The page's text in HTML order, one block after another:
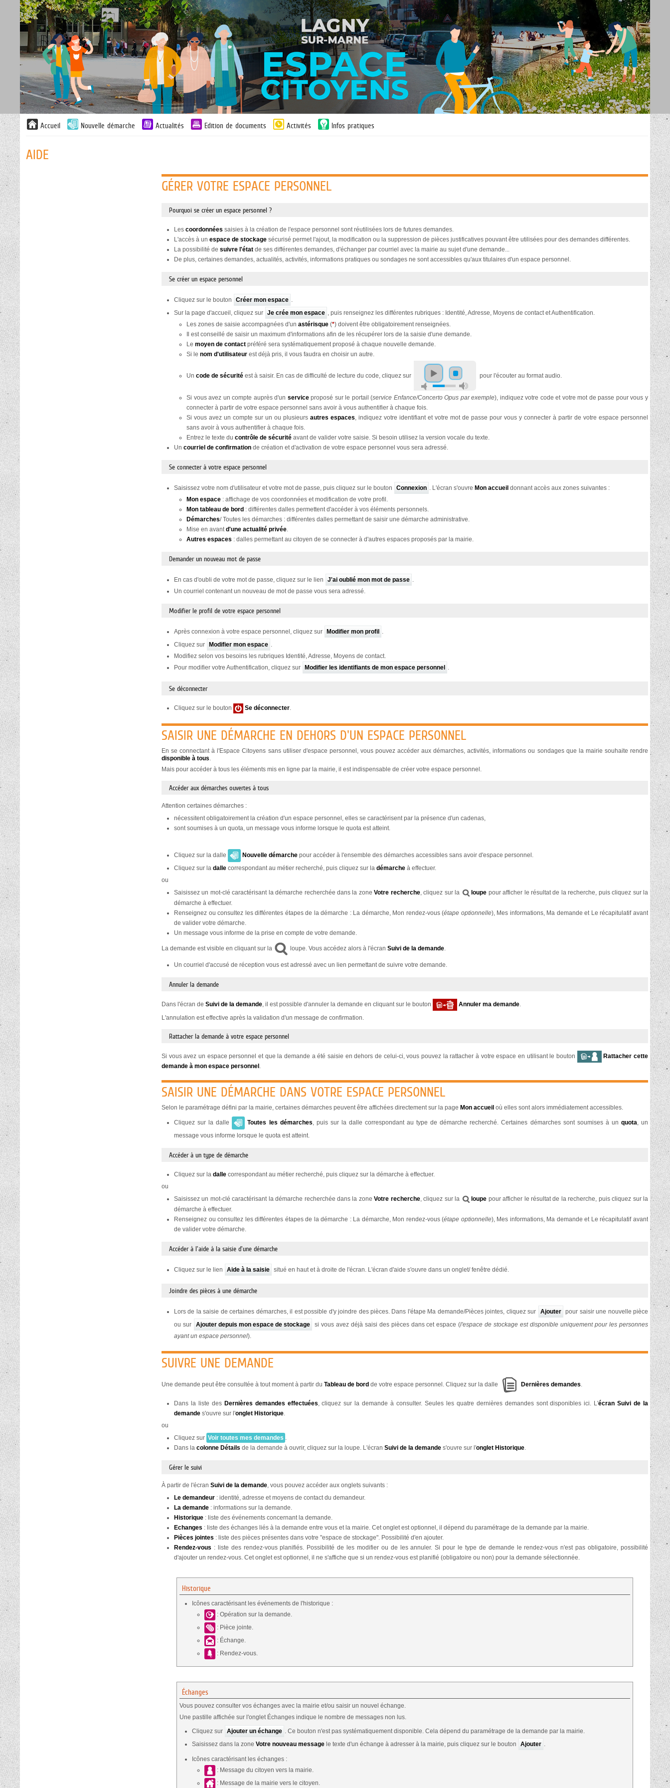
Liste
des
Accueil Nouvelle démarche Actualités Edition de documents Activités Infos pratiques
AIDE
GÉRER VOTRE ESPACE PERSONNEL
Pourquoi se créer un espace personnel ?
Les coordonnées saisies à la création de l'espace personnel sont réutilisées lors de futures demandes.
L'accès à un espace de stockage sécurisé permet l'ajout, la modification ou la suppression de pièces justificatives pouvant être utilisées pour des demandes différentes.
La possibilité de suivre l'état de ses différentes demandes, d'échanger par courriel avec la mairie au sujet d'une demande...
De plus, certaines demandes, actualités, activités, informations pratiques ou sondages ne sont accessibles qu'aux titulaires d'un espace personnel.
Se créer un espace personnel
Cliquez sur le bouton Créer mon espace .
Sur la page d'accueil, cliquez sur Je crée mon espace , puis renseignez les différentes rubriques : Identité, Adresse, Moyens de contact et Authentification.
Les zones de saisie accompagnées d'un astérisque (*) doivent être obligatoirement renseignées.
Il est conseillé de saisir un maximum d'informations afin de les récupérer lors de la saisie d'une demande.
Le moyen de contact préféré sera systématiquement proposé à chaque nouvelle demande.
Si le nom d'utilisateur est déjà pris, il vous faudra en choisir un autre.
Un code de sécurité est à saisir. En cas de difficulté de lecture du code, cliquez sur pour l'écouter au format audio.
Si vous avez un compte auprès d'un serviceproposé sur le portail (service Enfance/Concerto Opus par exemple), indiquez votre code et votre mot de passe pour vous y
connecter à partir de votre espace personnel sans avoir à vous authentifier à chaque fois.
Si vous avez un compte sur un ou plusieurs autres espaces, indiquez votre identifiant et votre mot de passe pour vous y connecter à partir de votre espace personnel
sans avoir à vous authentifier à chaque fois.
Entrez le texte du contrôle de sécurité avant de valider votre saisie. Si besoin utilisez la version vocale du texte.
Un courriel de confirmation de création et d'activation de votre espace personnel vous sera adressé.
Se connecter à votre espace personnel
Saisissez votre nom d'utilisateur et votre mot de passe, puis cliquez sur le bouton Connexion . L'écran s'ouvre Mon accueil donnant accès aux zones suivantes :
Mon espace : affichage de vos coordonnées et modification de votre profil.
Mon tableau de bord : différentes dalles permettent d'accéder à vos éléments personnels.
Démarches/ Toutes les démarches : différentes dalles permettant de saisir une démarche administrative.
Mise en avantd'une actualité privée.
Autres espaces : dalles permettant au citoyen de se connecter à d'autres espaces proposés par la mairie.
Demander un nouveau mot de passe
En cas d'oubli de votre mot de passe, cliquez sur le lien J'ai oublié mon mot de passe .
Un courriel contenant un nouveau de mot de passe vous sera adressé.
Modifier le profil de votre espace personnel
Après connexion à votre espace personnel, cliquez sur Modifier mon profil
.
Cliquez sur
Modifier mon espace .
Modifiez selon vos besoins les rubriques Identité, Adresse, Moyens de contact.
Pour modifier votre Authentification, cliquez sur
Modifier les identifiants de mon espace personnel .
Se déconnecter
Cliquez sur le bouton Se déconnecter.
SAISIR UNE DÉMARCHE EN DEHORS D'UN ESPACE PERSONNEL
En se connectant à l'Espace Citoyens sans utiliser d'espace personnel, vous pouvez accéder aux démarches, activités, informations ou sondages que la mairie souhaite rendre
disponible à tous.
Mais pour accéder à tous les éléments mis en ligne par la mairie, il est indispensable de créer votre espace personnel.
Accéder aux démarches ouvertes à tous
Attention certaines démarches :
nécessitent obligatoirement la création d'un espace personnel, elles se caractérisent par la présence d'un cadenas,
sont soumises à un quota, un message vous informe lorsque le quota est atteint.
Cliquez sur la dalle Nouvelle démarche pour accéder à l'ensemble des démarches accessibles sans avoir d'espace personnel.
Cliquez sur la dalle correspondant au métier recherché, puis cliquez sur la démarche à effectuer.
ou
Saisissez un mot-clé caractérisant la démarche recherchée dans la zoneVotre recherche, cliquez sur la loupe pour afficher le résultat de la recherche, puis cliquez sur la
démarche à effectuer.
Renseignez ou consultez les différentes étapes de la démarche : La démarche, Mon rendez-vous (étape optionnelle), Mes informations, Ma demande et Le récapitulatif avant
de valider votre démarche.
Un message vous informe de la prise en compte de votre demande.
La demande est visible en cliquant sur la loupe. Vous accédez alors à l'écran Suivi de la demande.
Un courriel d'accusé de réception vous est adressé avec un lien permettant de suivre votre demande.
Annuler la demande
Dans l'écran de Suivi de la demande, il est possible d'annuler la demande en cliquant sur le bouton Annuler ma demande.
L'annulation est effective après la validation d'un message de confirmation.
Rattacher la demande à votre espace personnel
Si vous avez un espace personnel et que la demande a été saisie en dehors de celui-ci, vous pouvez la rattacher à votre espace en utilisant le bouton
Rattacher cette
demande à mon espace personnel .
SAISIR UNE DÉMARCHE DANS VOTRE ESPACE PERSONNEL
Selon le paramétrage défini par la mairie, certaines démarches peuvent être affichées directement sur la page Mon accueil où elles sont alors immédiatement accessibles.
Cliquez sur la dalle Toutes les démarches , puis sur la dalle correspondant au type de démarche recherché. Certaines démarches sont soumises à un quota , un
message vous informe lorsque le quota est atteint.
Accéder à un type de démarche
Cliquez sur la dalle correspondant au métier recherché, puis cliquez sur la démarche à effectuer.
ou
Saisissez un mot-clé caractérisant la démarche recherchée dans la zoneVotre recherche, cliquez sur la loupe pour afficher le résultat de la recherche, puis cliquez sur la
démarche à effectuer.
Renseignez ou consultez les différentes étapes de la démarche : La démarche, Mon rendez-vous (étape optionnelle), Mes informations, Ma demande et Le récapitulatif avant
de valider votre démarche.
Accéder à l'aide à la saisie d'une démarche
Cliquez sur le lien Aide à la saisie situé en haut et à droite de l'écran. L'écran d'aide s'ouvre dans un onglet/ fenêtre dédié.
Joindre des pièces à une démarche
Lors de la saisie de certaines démarches, il est possible d'y joindre des pièces. Dans l'étape Ma demande/Pièces jointes, cliquez sur Ajouter pour saisir une nouvelle pièce
ou sur
Ajouter depuis mon espace de stockage si vous avez déjà saisi des pièces dans cet espace (l'espace de stockage est disponible uniquement pour les personnes
ayant un espace personnel).
SUIVRE UNE DEMANDE
Une demande peut être consultée à tout moment à partir du Tableau de bord de votre espace personnel. Cliquez sur la dalle Dernières demandes.
Dans la liste des Dernières demandes effectuées, cliquez sur la demande à consulter. Seules les quatre dernières demandes sont disponibles ici. L'écran Suivi de la
demande s'ouvre sur l'onglet Historique.
ou
Cliquez sur Voir toutes mes demandes .
Dans la colonne Détails de la demande à ouvrir, cliquez sur la loupe. L'écran Suivi de la demande s'ouvre sur l'onglet Historique.
Gérer le suivi
À partir de l'écran Suivi de la demande, vous pouvez accéder aux onglets suivants :
Le demandeur : identité, adresse et moyens de contact du demandeur.
La demande : informations sur la demande.
Historique : liste des événements concernant la demande.
Echanges : liste des échanges liés à la demande entre vous et la mairie. Cet onglet est optionnel, il dépend du paramétrage de la demande par la mairie.
Pièces jointes : liste des pièces présentes dans votre "espace de stockage". Possibilité d'en ajouter.
Rendez-vous : liste des rendez-vous planifiés. Possibilité de les modifier ou de les annuler. Si pour le type de demande le rendez-vous n'est pas obligatoire, possibilité
d'ajouter un rendez-vous. Cet onglet est optionnel, il ne s'affiche que si un rendez-vous est planifié (obligatoire ou non) pour la demande sélectionnée.
Historique
Icônes caractérisant les événements de l'historique :
: Opération sur la demande.
: Pièce jointe.
: Échange.
: Rendez-vous.
Échanges
Vous pouvez consulter vos échanges avec la mairie et/ou saisir un nouvel échange.
Une pastille affichée sur l'onglet Échanges indique le nombre de messages non lus.
Cliquez sur Ajouter un échange
. Ce bouton n'est pas systématiquement disponible. Cela dépend du paramétrage de la demande par la mairie.
Saisissez dans la zone Votre nouveau message le texte d'un échange à adresser à la mairie, puis cliquez sur le bouton Ajouter
Icônes caractérisant les échanges :
: Message du citoyen vers la mairie.
: Message de la mairie vers le citoyen.